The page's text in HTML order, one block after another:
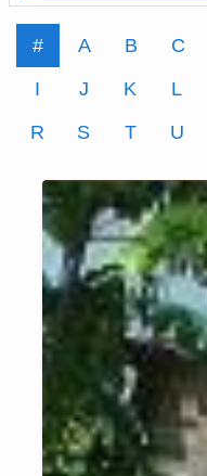
# A B C
I
J K L
R
S T U